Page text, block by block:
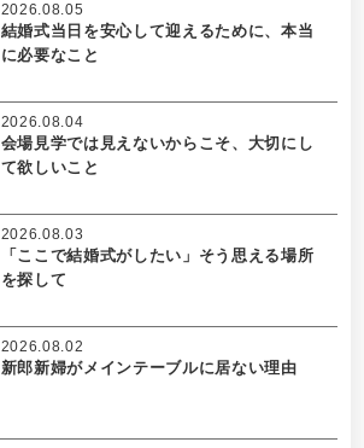
結婚式当日を安心して迎えるために、本当
に必要なこと
2026.08.05
会場見学では見えないからこそ、大切にし
て欲しいこと
2026.08.04
「ここで結婚式がしたい」そう思える場所
を探して
2026.08.03
新郎新婦がメインテーブルに居ない理由
2026.08.02